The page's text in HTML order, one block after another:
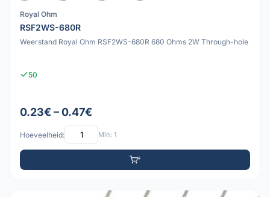
Royal Ohm
RSF2WS-680R
Weerstand Royal Ohm RSF2WS-680R 680 Ohms 2W Through-hole
50
0.23€ – 0.47€
Hoeveelheid: Min: 1